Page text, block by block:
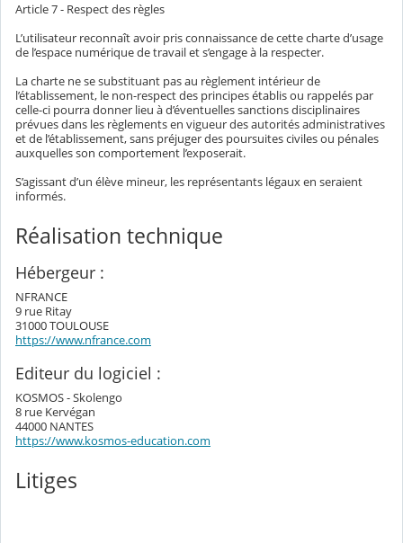
Article 7 - Respect des règles
L’utilisateur reconnaît avoir pris connaissance de cette charte d’usage
de l’espace numérique de travail et s’engage à la respecter.
La charte ne se substituant pas au règlement intérieur de
l’établissement, le non-respect des principes établis ou rappelés par
celle-ci pourra donner lieu à d’éventuelles sanctions disciplinaires
prévues dans les règlements en vigueur des autorités administratives
et de l’établissement, sans préjuger des poursuites civiles ou pénales
auxquelles son comportement l’exposerait.
S’agissant d’un élève mineur, les représentants légaux en seraient
informés.
Réalisation technique
Hébergeur :
NFRANCE
9 rue Ritay
31000 TOULOUSE
https://www.nfrance.com
Editeur du logiciel :
KOSMOS - Skolengo
8 rue Kervégan
44000 NANTES
https://www.kosmos-education.com
Litiges